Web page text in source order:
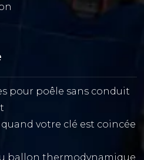
pour poêle sans conduit
votre clé est coincée
ballon thermodynamique